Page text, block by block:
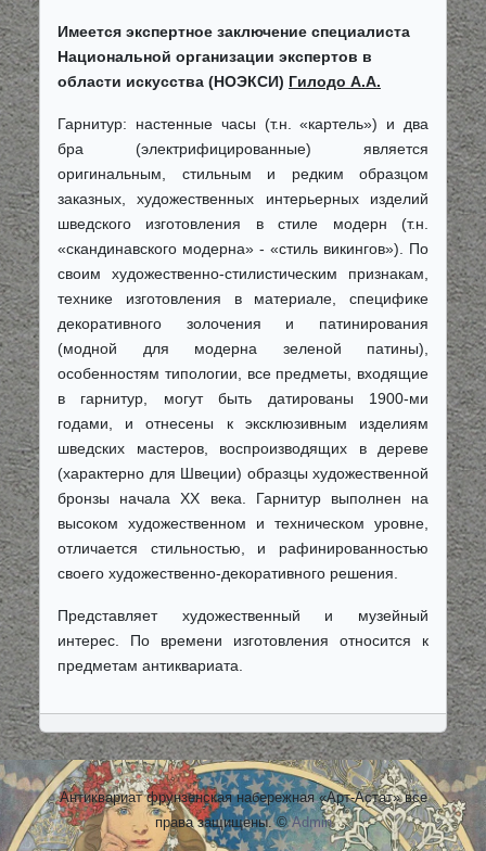
Имеется экспертное заключение специалиста
Национальной организации экспертов в
области искусства (НОЭКСИ) Гилодо А.А.
Гарнитур: настенные часы (т.н. «картель») и два
бра (электрифицированные) является
оригинальным, стильным и редким образцом
заказных, художественных интерьерных изделий
шведского изготовления в стиле модерн (т.н.
«скандинавского модерна» - «стиль викингов»). По
своим художественно-стилистическим признакам,
технике изготовления в материале, специфике
декоративного золочения и патинирования
(модной для модерна зеленой патины),
особенностям типологии, все предметы, входящие
в гарнитур, могут быть датированы 1900-ми
годами, и отнесены к эксклюзивным изделиям
шведских мастеров, воспроизводящих в дереве
(характерно для Швеции) образцы художественной
бронзы начала ХХ века. Гарнитур выполнен на
высоком художественном и техническом уровне,
отличается стильностью, и рафинированностью
своего художественно-декоративного решения.
Представляет художественный и музейный
интерес. По времени изготовления относится к
предметам антиквариата.
Антиквариат фрунзенская набережная «Арт-Астат» все
права защищены. ©Admin